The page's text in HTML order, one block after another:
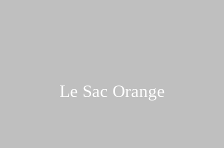
Le Sac Orange